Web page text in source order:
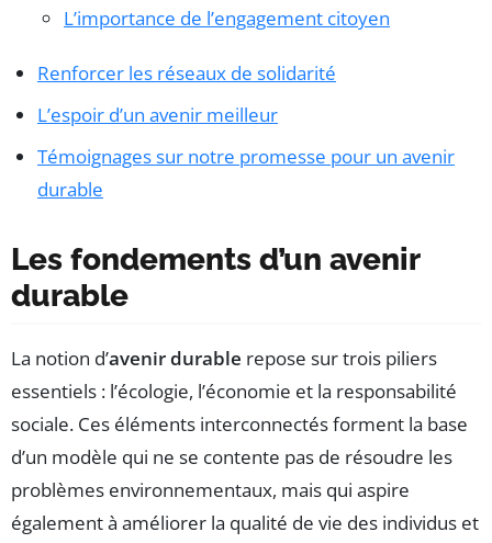
L’importance de l’engagement citoyen
Renforcer les réseaux de solidarité
L’espoir d’un avenir meilleur
Témoignages sur notre promesse pour un avenir
durable
Les fondements d’un avenir
durable
La notion d’avenir durable repose sur trois piliers
essentiels : l’écologie, l’économie et la responsabilité
sociale. Ces éléments interconnectés forment la base
d’un modèle qui ne se contente pas de résoudre les
problèmes environnementaux, mais qui aspire
également à améliorer la qualité de vie des individus et